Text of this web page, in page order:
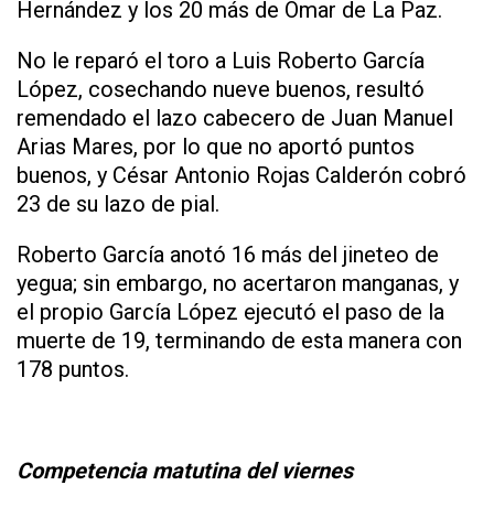
Hernández y los 20 más de Omar de La Paz.
No le reparó el toro a Luis Roberto García
López, cosechando nueve buenos, resultó
remendado el lazo cabecero de Juan Manuel
Arias Mares, por lo que no aportó puntos
buenos, y César Antonio Rojas Calderón cobró
23 de su lazo de pial.
Roberto García anotó 16 más del jineteo de
yegua; sin embargo, no acertaron manganas, y
el propio García López ejecutó el paso de la
muerte de 19, terminando de esta manera con
178 puntos.
Competencia matutina del viernes